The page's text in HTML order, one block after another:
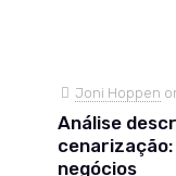
Joni Hoppen
Análise
negócios